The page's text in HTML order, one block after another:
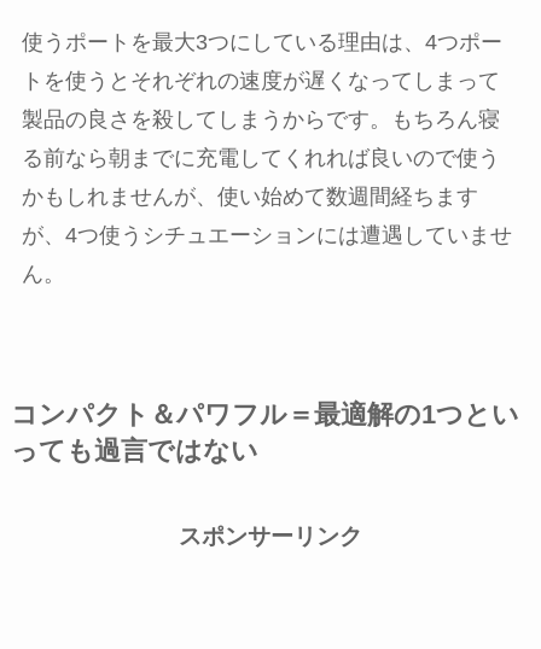
使うポートを最大3つにしている理由は、4つポー
トを使うとそれぞれの速度が遅くなってしまって
製品の良さを殺してしまうからです。もちろん寝
る前なら朝までに充電してくれれば良いので使う
かもしれませんが、使い始めて数週間経ちます
が、4つ使うシチュエーションには遭遇していませ
ん。
コンパクト＆パワフル＝最適解の1つとい
っても過言ではない
スポンサーリンク